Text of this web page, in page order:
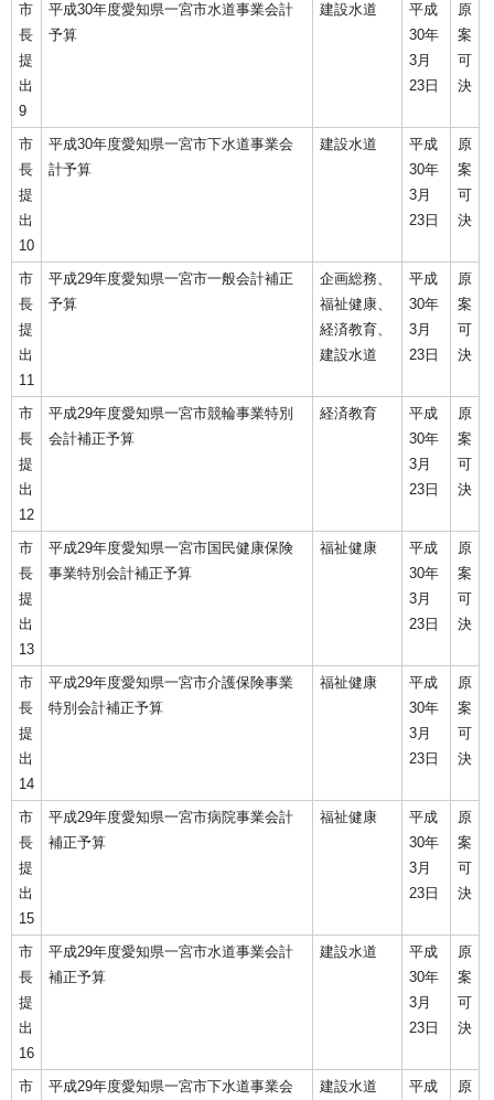
市
長
提
出
9
平成30年度愛知県一宮市水道事業会計
予算
建設水道
平成
30年
3月
23日
原
案
可
決
市
長
提
出
10
平成30年度愛知県一宮市下水道事業会
計予算
建設水道
平成
30年
3月
23日
原
案
可
決
市
長
提
出
11
平成29年度愛知県一宮市一般会計補正
予算
企画総務、
福祉健康、
経済教育、
建設水道
平成
30年
3月
23日
原
案
可
決
市
長
提
出
12
平成29年度愛知県一宮市競輪事業特別
会計補正予算
経済教育
平成
30年
3月
23日
原
案
可
決
市
長
提
出
13
平成29年度愛知県一宮市国民健康保険
事業特別会計補正予算
福祉健康
平成
30年
3月
23日
原
案
可
決
市
長
提
出
14
平成29年度愛知県一宮市介護保険事業
特別会計補正予算
福祉健康
平成
30年
3月
23日
原
案
可
決
市
長
提
出
15
平成29年度愛知県一宮市病院事業会計
補正予算
福祉健康
平成
30年
3月
23日
原
案
可
決
市
長
提
出
16
平成29年度愛知県一宮市水道事業会計
補正予算
建設水道
平成
30年
3月
23日
原
案
可
決
市 平成29年度愛知県一宮市下水道事業会 建設水道 平成 原